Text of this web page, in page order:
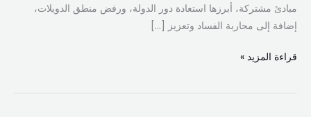
مبادئ مشتركة، أبرزها استعادة دور الدولة، ورفض منطق الدويلات،
إضافة إلى محاربة الفساد وتعزيز […]
قراءة المزيد »